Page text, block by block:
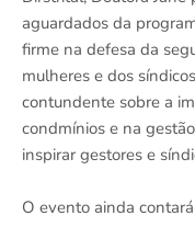
aguardados da
firme na defesa da
mulheres e dos
contundente sobre a
condmínios e na
inspirar gestores e
O evento ainda